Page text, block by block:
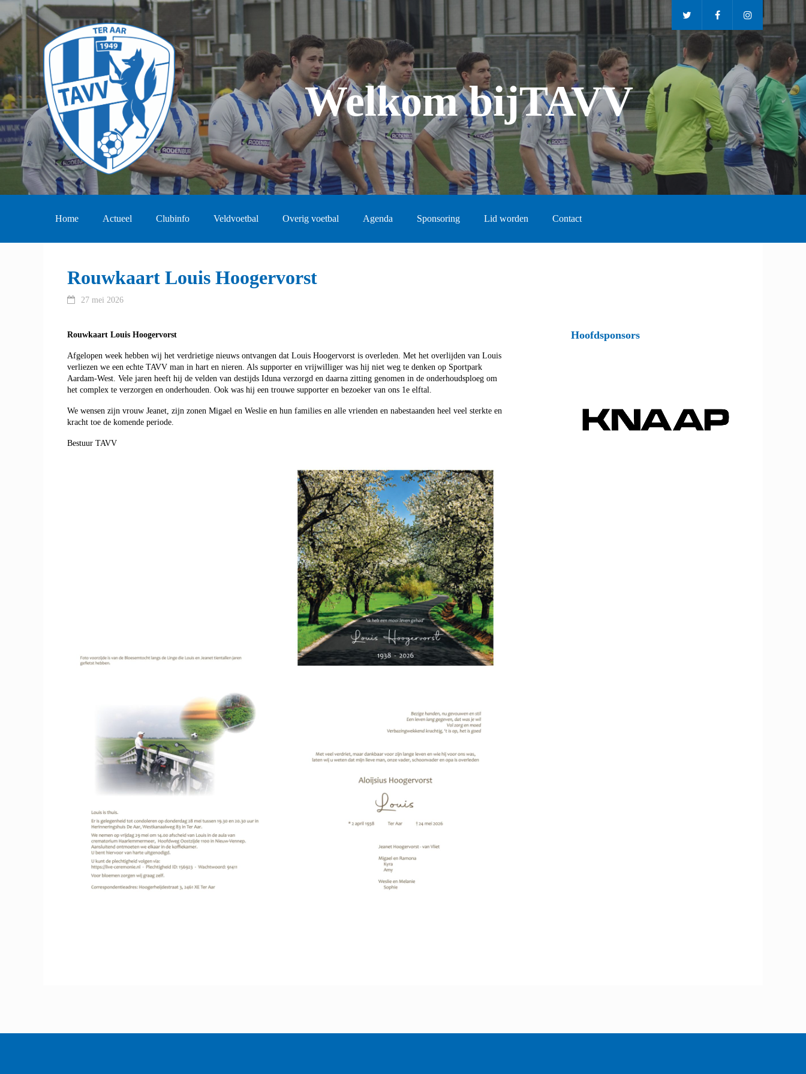
Welkom bijTAVV
Home Actueel Clubinfo Veldvoetbal Overig voetbal Agenda Sponsoring Lid worden Contact
Rouwkaart Louis Hoogervorst
27 mei 2026
Rouwkaart Louis Hoogervorst
Afgelopen week hebben wij het verdrietige nieuws ontvangen dat Louis Hoogervorst is overleden. Met het overlijden van Louis
verliezen we een echte TAVV man in hart en nieren. Als supporter en vrijwilliger was hij niet weg te denken op Sportpark
Aardam-West. Vele jaren heeft hij de velden van destijds Iduna verzorgd en daarna zitting genomen in de onderhoudsploeg om
het complex te verzorgen en onderhouden. Ook was hij een trouwe supporter en bezoeker van ons 1e elftal.
We wensen zijn vrouw Jeanet, zijn zonen Migael en Weslie en hun families en alle vrienden en nabestaanden heel veel sterkte en
kracht toe de komende periode.
Bestuur TAVV
Hoofdsponsors